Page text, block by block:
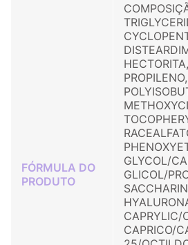
FÓRMULA DO
PRODUTO
GLYCOL/
GLICOL/
CAPRYLIC/
CAPRICO/